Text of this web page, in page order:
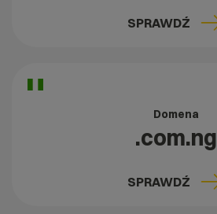
SPRAWDŹ
Domena
.com.ng
SPRAWDŹ